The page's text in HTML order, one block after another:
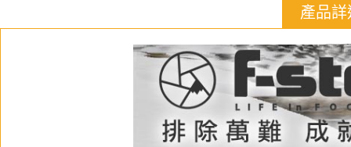
產品詳